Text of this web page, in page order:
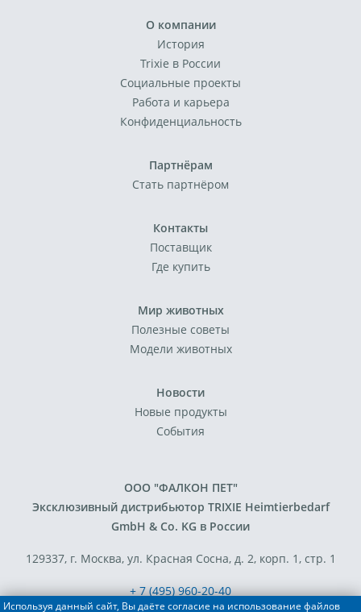
О компании
История
Trixie в России
Социальные проекты
Работа и карьера
Конфиденциальность
Партнёрам
Стать партнёром
Контакты
Поставщик
Где купить
Мир животных
Полезные советы
Модели животных
Новости
Новые продукты
События
ООО "ФАЛКОН ПЕТ"
Эксклюзивный дистрибьютор TRIXIE Heimtierbedarf
GmbH & Co. KG в России
129337, г. Москва, ул. Красная Сосна, д. 2, корп. 1, стр. 1
+ 7 (495) 960-20-40
Используя данный сайт, Вы даёте согласие на использование файлов